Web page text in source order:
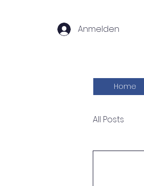
Anmelden
Home
All Posts